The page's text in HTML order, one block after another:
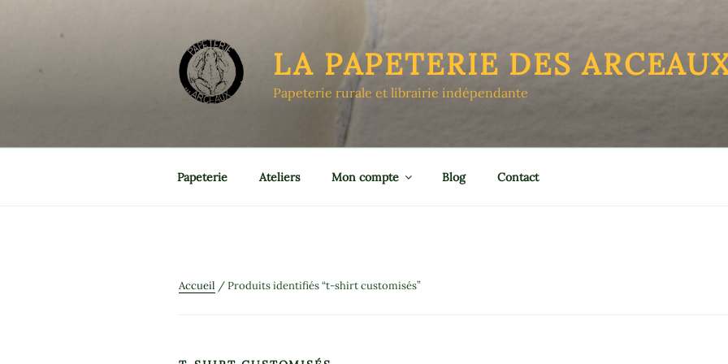
principal
LA PAPETERIE DES
Papeterie rurale et librairie indépendante
Papeterie Ateliers Mon compte Blog Contact
Accueil / Produits identifiés “t-shirt customisés”